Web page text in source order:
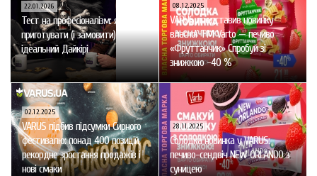
22.01.2026
Тест на професіоналізм: як
приготувати (і замовити)
ідеальний Дайкірі
08.12.2025
VARUS представив новинку
власної ТМ Varto — печиво
«Фруттанчик» Спробуй зі
знижкою -40 %
02.12.2025
VARUS підбив підсумки Сирного
фестивалю: понад 400 позицій,
рекордне зростання продажів і
нові смаки
28.11.2025
Солодка новинка у VARUS:
печиво-сендвіч NEW ORLANDO з
суницею